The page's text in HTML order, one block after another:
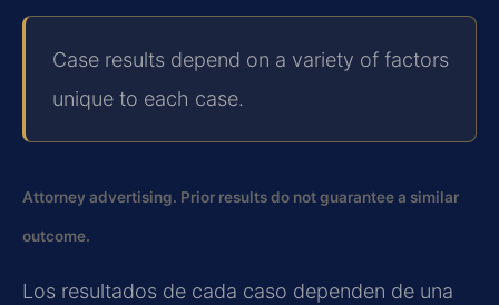
Case results depend on a variety of factors
unique to each case.
Attorney advertising. Prior results do not guarantee a similar
outcome.
Los resultados de cada caso dependen de una